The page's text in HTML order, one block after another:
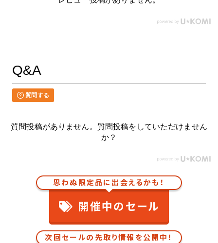
Q&A
質問する
質問投稿がありません。質問投稿をしていただけません
か？
思わぬ限定品に出会えるかも！
開催中のセール
次回セールの先取り情報を公開中！